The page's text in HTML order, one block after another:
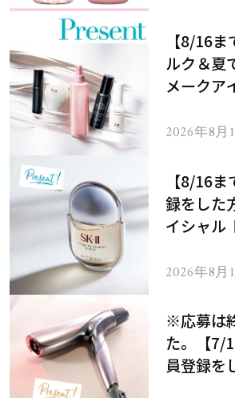
【8/16
ルク＆夏
メークア
2026年8月
【8/16
録をした
イシャル トリートメント
2026年8月
※応募は
た。【7/
員登録を